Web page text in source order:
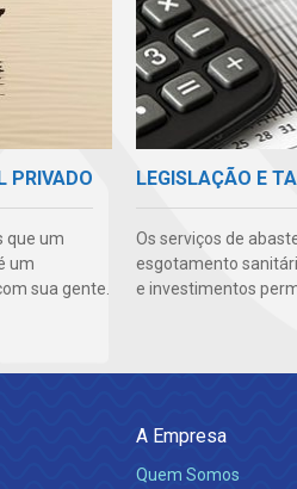
PRIVADO
que um
um
sua gente.
LEGISLAÇÃO E
Os serviços de
esgotamento
e investimentos
A Empresa
Quem Somos